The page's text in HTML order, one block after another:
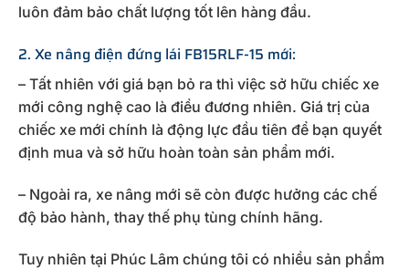
luôn đảm bảo chất lượng tốt lên hàng đầu.
2. Xe nâng điện đứng lái FB15RLF-15 mới:
– Tất nhiên với giá bạn bỏ ra thì việc sở hữu chiếc xe
mới công nghệ cao là điều đương nhiên. Giá trị của
chiếc xe mới chính là động lực đầu tiên để bạn quyết
định mua và sở hữu hoàn toàn sản phẩm mới.
– Ngoài ra, xe nâng mới sẽ còn được hưởng các chế
độ bảo hành, thay thế phụ tùng chính hãng.
Tuy nhiên tại Phúc Lâm chúng tôi có nhiều sản phẩm